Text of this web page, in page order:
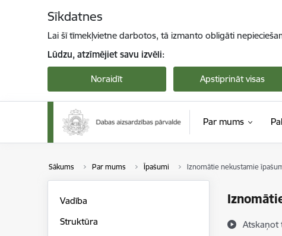
Sīkdatnes
Lai šī tīmekļvietne darbotos, tā izmanto obligāti
Lūdzu, atzīmējiet savu izvēli:
Noraidīt Apstiprināt visas
Par mums
Sākums Par mums Īpašumi Iznomātie nekustamie
Atskaņot
Vadība
Struktūra